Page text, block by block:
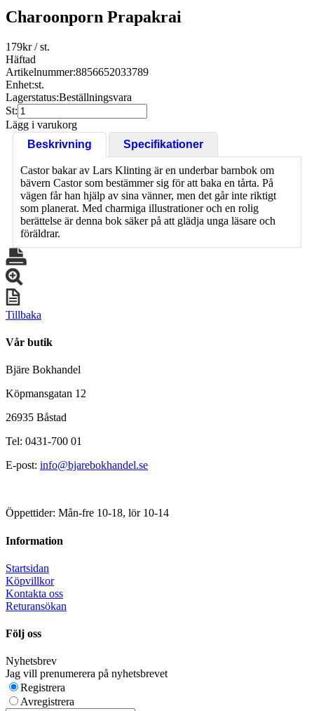
Charoonporn Prapakrai
179kr/ st.
Häftad
Artikelnummer:8856652033789
Enhet:st.
Lagerstatus:Beställningsvara
St:
Lägg i varukorg
Beskrivning
Specifikationer
Castor bakar av Lars Klinting är en underbar barnbok om
bävern Castor som bestämmer sig för att baka en tårta. På
vägen får han hjälp av sina vänner, men det går inte riktigt
som planerat. Med charmiga illustrationer och en rolig
berättelse är denna bok säker på att glädja unga läsare och
föräldrar.
Tillbaka
Vår butik
Bjäre Bokhandel
Köpmansgatan 12
26935 Båstad
Tel: 0431-700 01
E-post: info@bjarebokhandel.se
Öppettider: Mån-fre 10-18, lör 10-14
Information
Startsidan
Köpvillkor
Kontakta oss
Returansökan
Följ oss
Nyhetsbrev
Jag vill prenumerera på nyhetsbrevet
Registrera
Avregistrera